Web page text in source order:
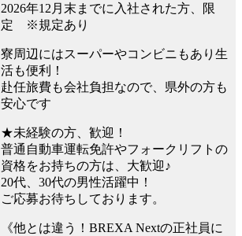
2026年12月末までに入社された方、限
定 ※規定あり
寮周辺にはスーパーやコンビニもあり生
活も便利！
赴任旅費も会社負担なので、県外の方も
安心です
★未経験の方、歓迎！
普通自動車運転免許やフォークリフトの
資格をお持ちの方は、大歓迎♪
20代、30代の男性活躍中！
ご応募お待ちしております。
《他とは違う！BREXA Nextの正社員に